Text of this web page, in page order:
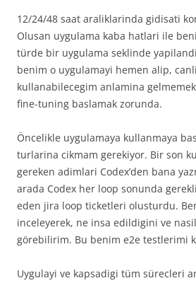
12/24/48 saat araliklarinda gidisati
Olusan uygulama kaba hatlari ile
türde bir uygulama seklinde
benim o uygulamayi hemen alip,
kullanabilecegim anlamina
fine-tuning baslamak zorunda.
Öncelikle uygulamaya kullanmaya
turlarina cikmam gerekiyor. Bir son
gereken adimlari Codex’den bana
arada Codex her loop sonunda
eden jira loop ticketleri olusturdu.
inceleyerek, ne insa edildigini ve
görebilirim. Bu benim e2e testlerimi
Uygulayi ve kapsadigi tüm sürecleri